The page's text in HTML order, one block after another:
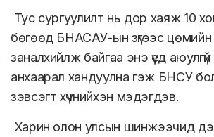
Тус сургуулилт нь дор хаяж 10
бөгөөд БНАСАУ-ын зүгээс
заналхийлж байгаа энэ үед
анхаарал хандуулна гэж БНСУ
зэвсэгт хүчнийхэн мэдэгдэв.
Харин олон улсын шинжээчид